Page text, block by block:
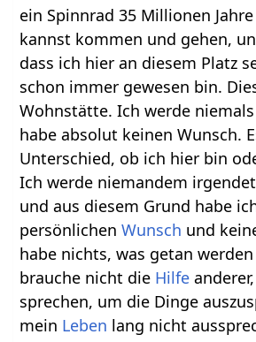
ein Spinnrad 35 Millionen
kannst kommen und gehen,
dass ich hier an diesem Platz
schon immer gewesen bin.
Wohnstätte. Ich werde
habe absolut keinen Wunsch.
Unterschied, ob ich hier bin
Ich werde niemandem
und aus diesem Grund habe
persönlichenWunsch und
habe nichts, was getan
brauche nicht die Hilfe
sprechen, um die Dinge
mein Leben lang nicht